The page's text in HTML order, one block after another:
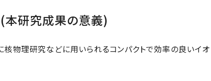
本研究成果の意義)
物理研究などに用いられるコンパクトで効率の良いイオ